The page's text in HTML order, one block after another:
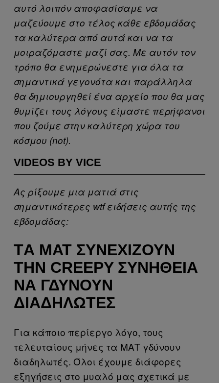
αυτό λοιπόν αποφασίσαμε να
μαζεύουμε στο τέλος κάθε εβδομάδας
τα καλύτερα από αυτά και να τα
μοιραζόμαστε μαζί σας. Με αυτόν τον
τρόπο θα ενημερώνεστε για όλα τα
σημαντικά γεγονότα και παράλληλα
θα δημιουργηθεί ένα αρχείο που θα μας
θυμίζει τους λόγους είμαστε περήφανοι
που ζούμε στην καλύτερη χώρα του
κόσμου (not).
VIDEOS BY VICE
Ας ρίξουμε μια ματιά στις
σημαντικότερες wtf ειδήσεις αυτής της
εβδομάδας:
TΑ ΜΑΤ ΣΥΝΕΧΊΖΟΥΝ
ΤΗΝ CREEPY ΣΥΝΉΘΕΙΑ
ΝΑ ΓΔΎΝΟΥΝ
ΔΙΑΔΗΛΩΤΈΣ
Για κάποιο περίεργο λόγο, τους
τελευταίους μήνες τα ΜΑΤ γδύνουν
διαδηλωτές. Όλοι έχουμε διάφορες
εξηγήσεις στο μυαλό μας σχετικά με